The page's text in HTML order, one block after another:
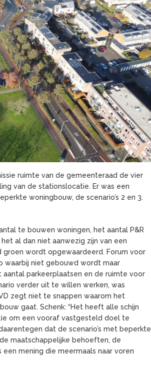
ruimte van de gemeenteraad de vier
van de stationslocatie. Er was een
woningbouw, de scenario’s 2 en 3.
te bouwen woningen, het aantal P&R
al dan niet aanwezig zijn van een
groen wordt opgewaardeerd. Forum voor
waarbij niet gebouwd wordt maar
parkeerplaatsen en de ruimte voor
verder uit te willen werken, was
zegt niet te snappen waarom het
gaat. Schenk: “Het heeft alle schijn
om een vooraf vastgesteld doel te
dat de scenario’s met beperkte
maatschappelijke behoeften, de
een mening die meermaals naar voren